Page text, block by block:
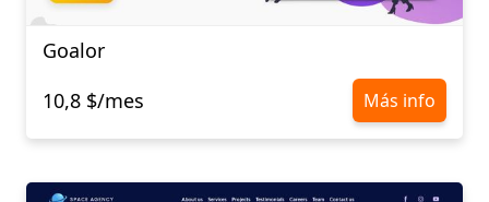
Goalor
10,8 $/mes
Más info